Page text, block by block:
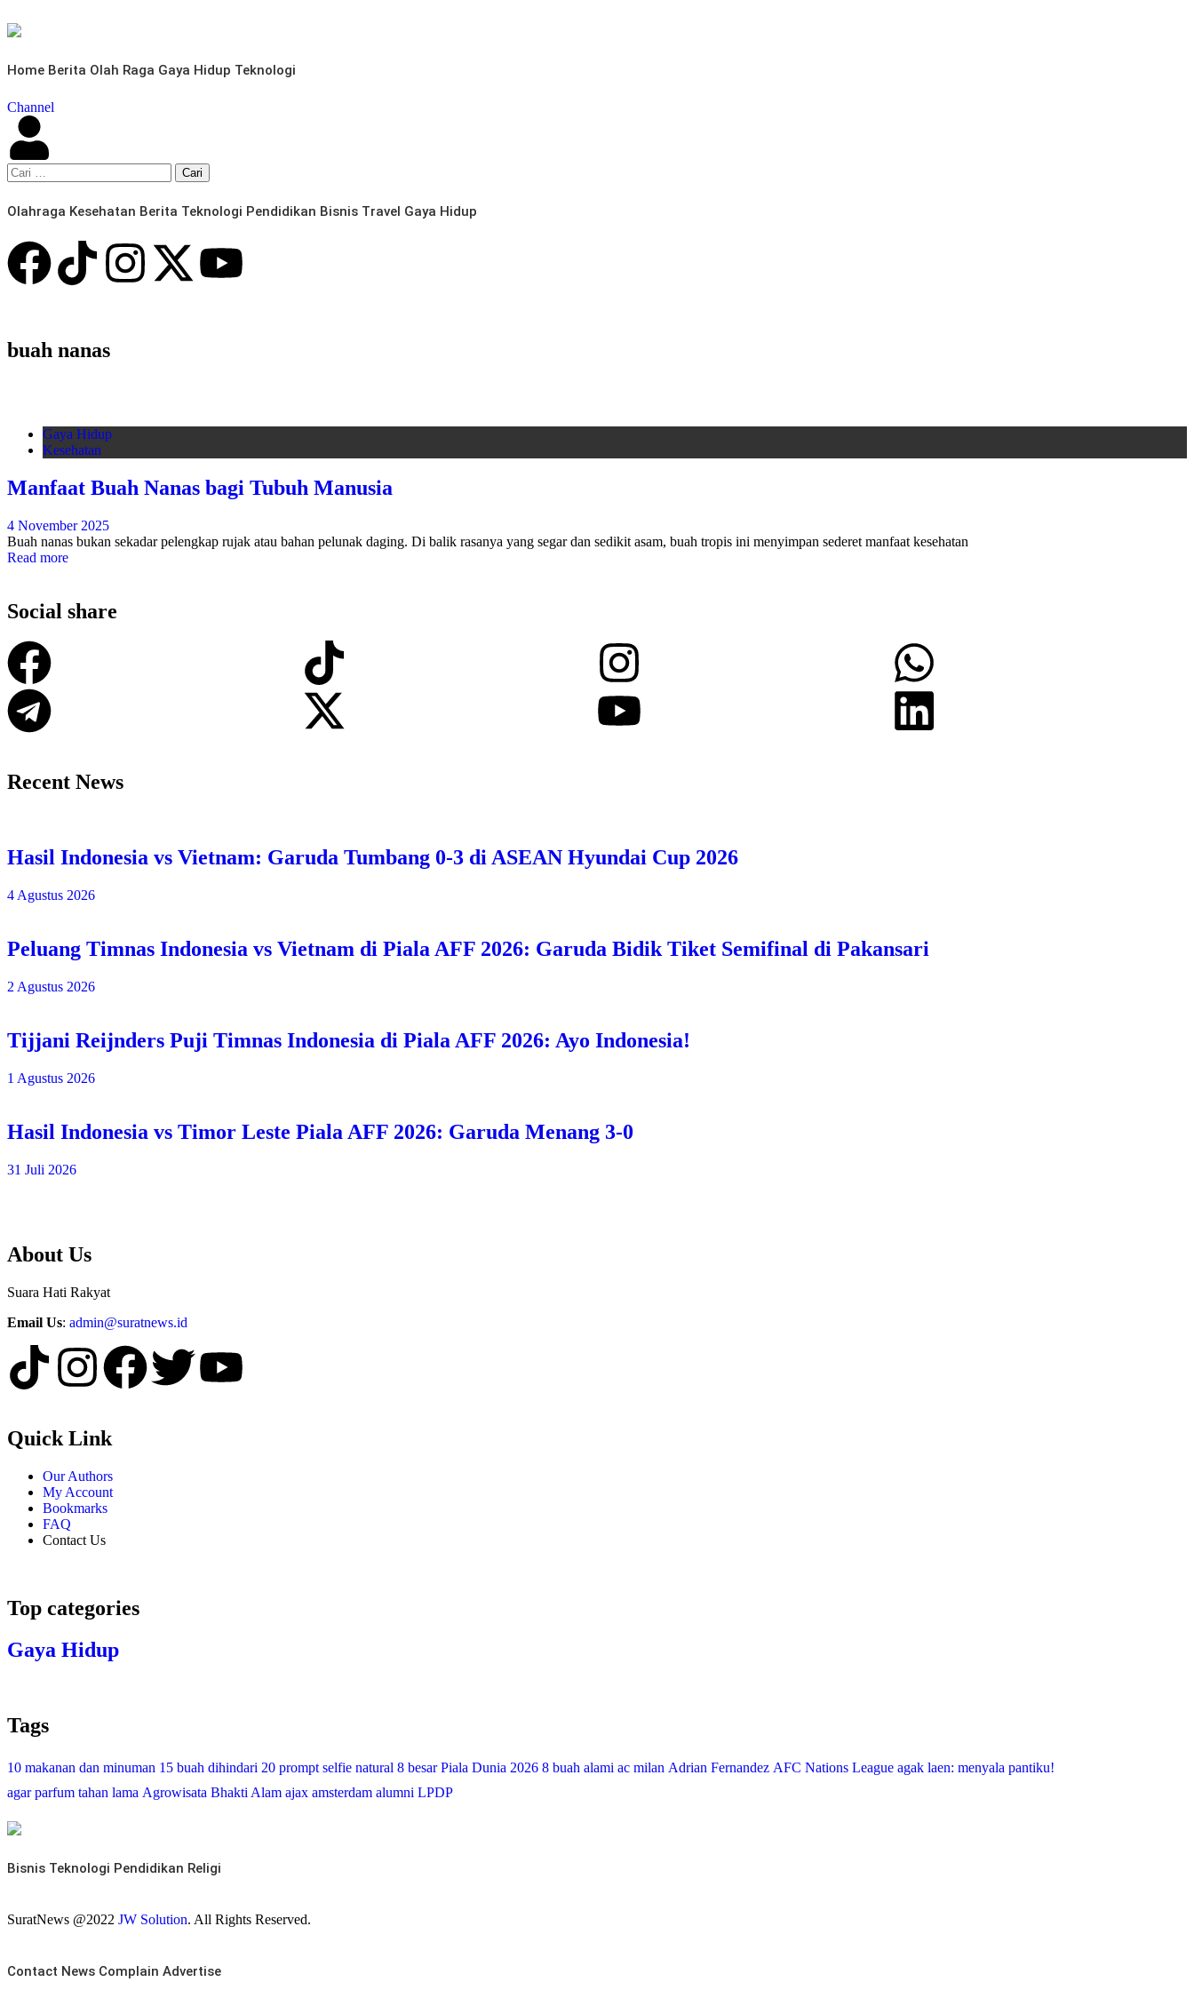
Home Berita Olah Raga Gaya Hidup Teknologi
Channel
Olahraga Kesehatan Berita Teknologi Pendidikan Bisnis Travel Gaya Hidup
buah nanas
Gaya Hidup
Kesehatan
Manfaat Buah Nanas bagi Tubuh Manusia
4 November 2025
Buah nanas bukan sekadar pelengkap rujak atau bahan pelunak daging. Di balik rasanya yang segar dan sedikit asam, buah tropis ini menyimpan sederet manfaat kesehatan
Read more
Social share
Recent News
Hasil Indonesia vs Vietnam: Garuda Tumbang 0-3 di ASEAN Hyundai Cup 2026
4 Agustus 2026
Peluang Timnas Indonesia vs Vietnam di Piala AFF 2026: Garuda Bidik Tiket Semifinal di Pakansari
2 Agustus 2026
Tijjani Reijnders Puji Timnas Indonesia di Piala AFF 2026: Ayo Indonesia!
1 Agustus 2026
Hasil Indonesia vs Timor Leste Piala AFF 2026: Garuda Menang 3-0
31 Juli 2026
About Us
Suara Hati Rakyat
Email Us: admin@suratnews.id
Quick Link
Our Authors
My Account
Bookmarks
FAQ
Contact Us
Top categories
Gaya Hidup
Tags
10 makanan dan minuman 15 buah dihindari 20 prompt selfie natural 8 besar Piala Dunia 2026 8 buah alami ac milan Adrian Fernandez AFC Nations League agak laen: menyala pantiku!
agar parfum tahan lama Agrowisata Bhakti Alam ajax amsterdam alumni LPDP
Bisnis Teknologi Pendidikan Religi
SuratNews @2022 JW Solution. All Rights Reserved.
Contact News Complain Advertise